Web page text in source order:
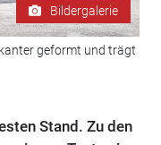
Bildergalerie
geformt und trägt
Stand. Zu den